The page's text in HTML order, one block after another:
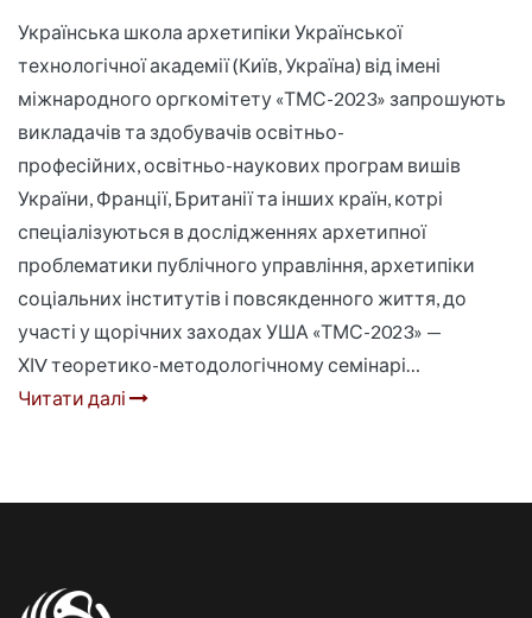
Українська школа архетипіки Української
технологічної академії (Київ, Україна) від імені
міжнародного оргкомітету «ТМС-2023» запрошують
викладачів та здобувачів освітньо-
професійних, освітньо-наукових програм вишів
України, Франції, Британії та інших країн, котрі
спеціалізуються в дослідженнях архетипної
проблематики публічного управління, архетипіки
соціальних інститутів і повсякденного життя, до
участі у щорічних заходах УША «ТМС-2023» —
ХІV теоретико-методологічному семінарі…
Читати далі